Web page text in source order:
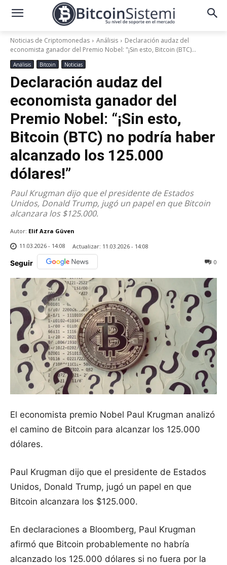
Noticias de Criptomonedas Análisis
Declaración audaz del
economista ganador del Premio Nobel: "¡Sin esto, Bitcoin (BTC)...
Análisis Bitcoin Noticias
Declaración audaz del
economista ganador del
Premio Nobel: “¡Sin esto,
Bitcoin (BTC) no podría haber
alcanzado los 125.000
dólares!”
Paul Krugman dijo que el presidente de Estados
Unidos, Donald Trump, jugó un papel en que Bitcoin
alcanzara los $125.000.
Autor: Elif Azra Güven
11.03.2026 - 14:08
Actualizar: 11.03.2026 - 14:08
Seguir 0
El economista premio Nobel Paul Krugman analizó
el camino de Bitcoin para alcanzar los 125.000
dólares.
Paul Krugman dijo que el presidente de Estados
Unidos, Donald Trump, jugó un papel en que
Bitcoin alcanzara los $125.000.
En declaraciones a Bloomberg, Paul Krugman
afirmó que Bitcoin probablemente no habría
alcanzado los 125.000 dólares si no fuera por la